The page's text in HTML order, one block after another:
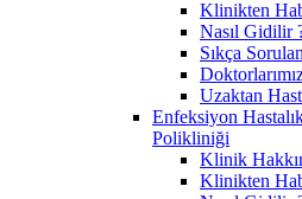
Klinikten
Nasıl Gidilir
Sıkça
Uzaktan
Enfeksiyon
Polikliniği
Klinik
Klinikten